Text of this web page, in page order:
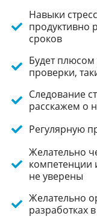
Навыки
продуктивно
сроков
Будет плюсом
проверки,
Следование
расскажем о
Регулярную
Желательно
компетенции
не уверены
Желательно
разработках